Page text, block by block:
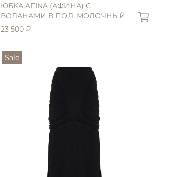
ЮБКА AFINA (АФИНА) С
ВОЛАНАМИ В ПОЛ, МОЛОЧНЫЙ
23 500 ₽
Sale